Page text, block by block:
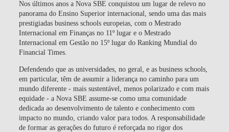
Nos últimos anos a Nova SBE conquistou um lugar de relevo no
panorama do Ensino Superior internacional, sendo uma das mais
prestigiadas business schools europeias, com o Mestrado
Internacional em Finanças no 11º lugar e o Mestrado
Internacional em Gestão no 15º lugar do Ranking Mundial do
Financial Times.
Defendendo que as universidades, no geral, e as business schools,
em particular, têm de assumir a liderança no caminho para um
mundo diferente - mais sustentável, menos polarizado e com mais
equidade - a Nova SBE assume-se como uma comunidade
dedicada ao desenvolvimento de talento e conhecimento com
impacto no mundo, criando valor para todos. A responsabilidade
de formar as gerações do futuro é reforçada no rigor dos